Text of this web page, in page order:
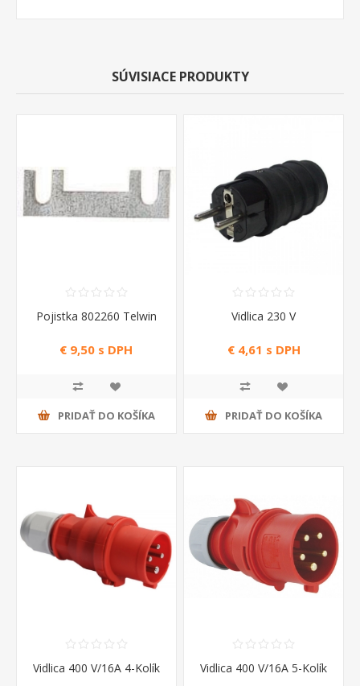
SÚVISIACE PRODUKTY
Pojistka 802260 Telwin
€ 9,50 s DPH
PRIDAŤ DO KOŠÍKA
Vidlica 230 V
€ 4,61 s DPH
PRIDAŤ DO KOŠÍKA
Vidlica 400 V/16A 4-Kolík Vidlica 400 V/16A 5-Kolík